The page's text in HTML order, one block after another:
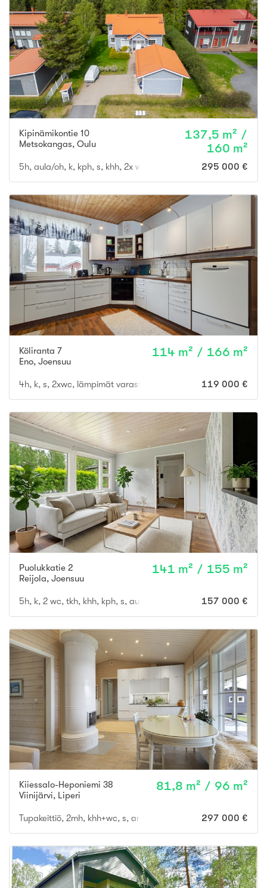
Kipinämikontie 10
Metsokangas, Oulu
137,5 m² /
160 m²
5h, aula/oh, k, kph, s, khh, 2x wc, ter., parv., vh, var, ak
295 000 €
Köliranta 7
Eno, Joensuu
114 m² / 166 m²
4h, k, s, 2xwc, lämpimät varastot, autokatos kahdelle autolle
119 000 €
Puolukkatie 2
Reijola, Joensuu
141 m² / 155 m²
5h, k, 2 wc, tkh, khh, kph, s, autokatos kahdelle autolle
157 000 €
Kiiessalo-Heponiemi 38
Viinijärvi, Liperi
81,8 m² / 96 m²
Tupakeittiö, 2mh, khh+wc, s, arkieteinen/tekn. tila,297 000 €